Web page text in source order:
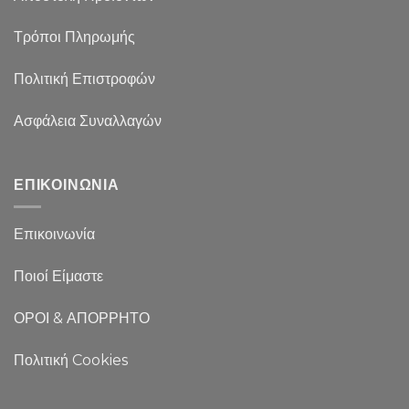
Τρόποι Πληρωμής
Πολιτική Επιστροφών
Ασφάλεια Συναλλαγών
ΕΠΙΚΟΙΝΩΝΙΑ
Επικοινωνία
Ποιοί Είμαστε
ΟΡΟΙ & ΑΠΟΡΡΗΤΟ
Πολιτική Cookies